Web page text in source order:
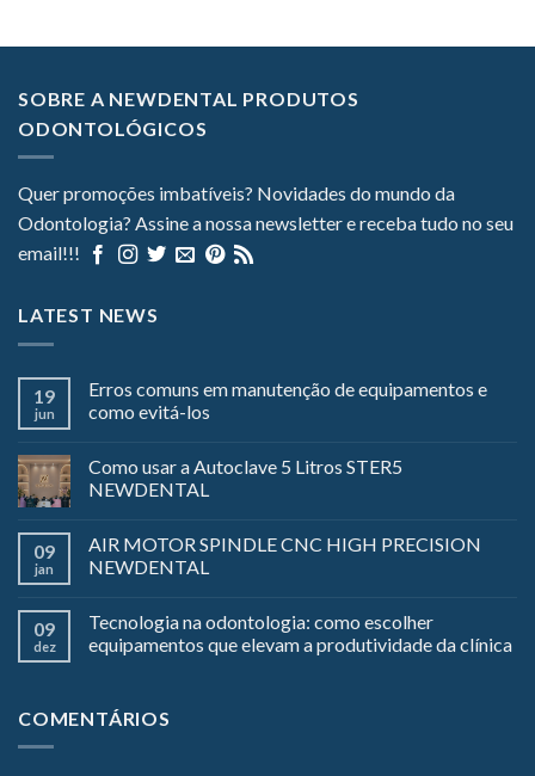
SOBRE A NEWDENTAL PRODUTOS
ODONTOLÓGICOS
Quer promoções imbatíveis? Novidades do mundo da
Odontologia? Assine a nossa newsletter e receba tudo no seu
email!!!
LATEST NEWS
19
jun
Erros comuns em manutenção de equipamentos e
como evitá-los
Como usar a Autoclave 5 Litros STER5
NEWDENTAL
09
jan
AIR MOTOR SPINDLE CNC HIGH PRECISION
NEWDENTAL
09
dez
Tecnologia na odontologia: como escolher
equipamentos que elevam a produtividade da clínica
COMENTÁRIOS